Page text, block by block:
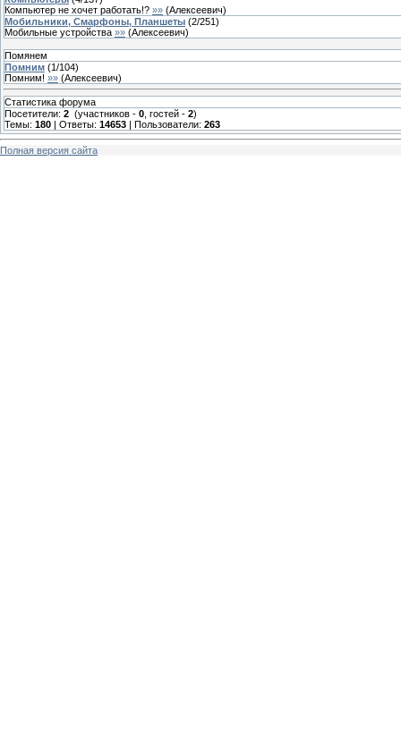
Компьютер не хочет работать!? »» (Алексеевич)
Мобильники, Смарфоны, Планшеты (2/251)
Мобильные устройства »» (Алексеевич)
Помянем
Помним (1/104)
Помним! »» (Алексеевич)
Статистика форума
Посетители: 2 (участников - 0 , гостей - 2)
Темы: 180 | Ответы: 14653 | Пользователи: 263
Полная версия сайта